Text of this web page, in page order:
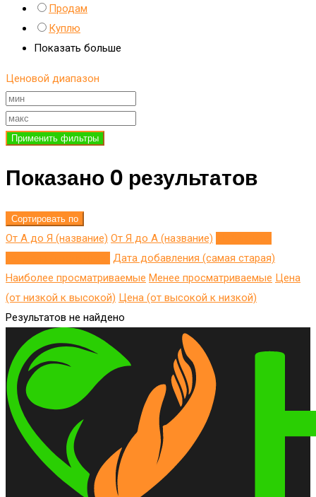
Продам
Куплю
Показать больше
Ценовой диапазон
Применить фильтры
Показано 0 результатов
Сортировать по
От А до Я (название) От Я до A (название)
Дата добавления (самая старая)
Наиболее просматриваемые Менее просматриваемые Цена
(от низкой к высокой) Цена (от высокой к низкой)
Результатов не найдено